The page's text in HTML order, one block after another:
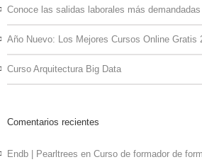
Conoce las salidas laborales más demandadas
Año Nuevo: Los Mejores Cursos Online Gratis
Curso Arquitectura Big Data
Comentarios recientes
Endb | Pearltrees en Curso de formador de